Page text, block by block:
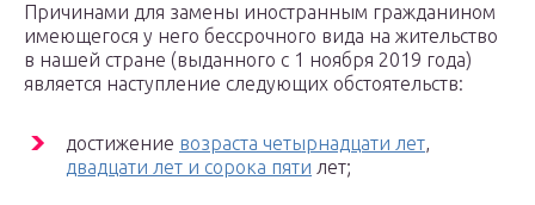
Причинами для замены иностранным гражданином
имеющегося у него бессрочного вида на жительство
в нашей стране (выданного с 1 ноября 2019 года)
является наступление следующих обстоятельств:
достижение возраста четырнадцати лет,
двадцати лет и сорока пяти лет;